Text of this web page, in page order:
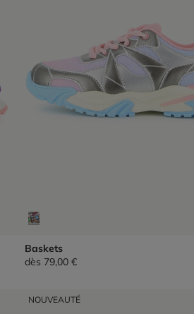
Baskets
dès 79,00 €
NOUVEAUTÉ